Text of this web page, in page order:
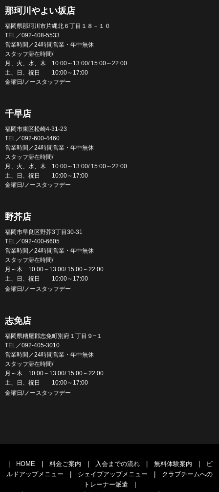
那珂川やよい坂店
福岡県那珂川市片縄北６丁目１８－１０
TEL／092-408-5533
営業時間／24時間営業・年中無休
スタッフ滞在時間/
月、火、水、木 10:00～13:00/ 15:00～22:00
土、日、祝日 10:00～17:00
金曜日/ノースタッフデー
千早店
福岡市東区松崎4-31-23
TEL／092-600-4460
営業時間／24時間営業・年中無休
スタッフ滞在時間/
月、火、水、木 10:00～13:00/ 15:00～22:00
土、日、祝日 10:00～17:00
金曜日/ノースタッフデー
野芥店
福岡市早良区野芥3丁目30-31
TEL／092-400-6605
営業時間／24時間営業・年中無休
スタッフ滞在時間/
月～木 10:00～13:00/ 15:00～22:00
土、日、祝日 10:00～17:00
金曜日/ノースタッフデー
志免店
福岡県糟屋郡志免町別府１丁目９−１
TEL／092-405-3010
営業時間／24時間営業・年中無休
スタッフ滞在時間/
月～木 10:00～13:00/ 15:00～22:00
土、日、祝日 10:00～17:00
金曜日/ノースタッフデー
HOME 料金ご案内 入会までの流れ 無料体験案内
ビ
ルドアップメニュー
シェイプアップメニュー
クラブチームへの
トレーナー派遣